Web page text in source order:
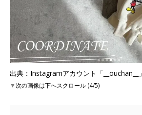
出典：Instagramアカウント「__ouchan__」
▼次の画像は下へスクロール (4/5)